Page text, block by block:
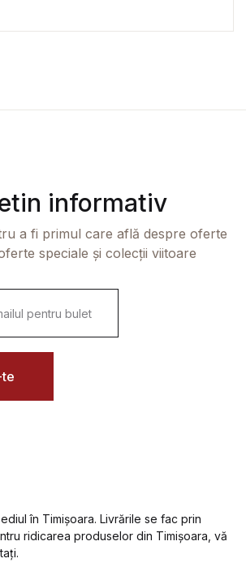
informativ
a fi primul care află despre oferte
speciale și colecții viitoare
în Timișoara. Livrările se fac prin
ridicarea produselor din Timișoara, vă